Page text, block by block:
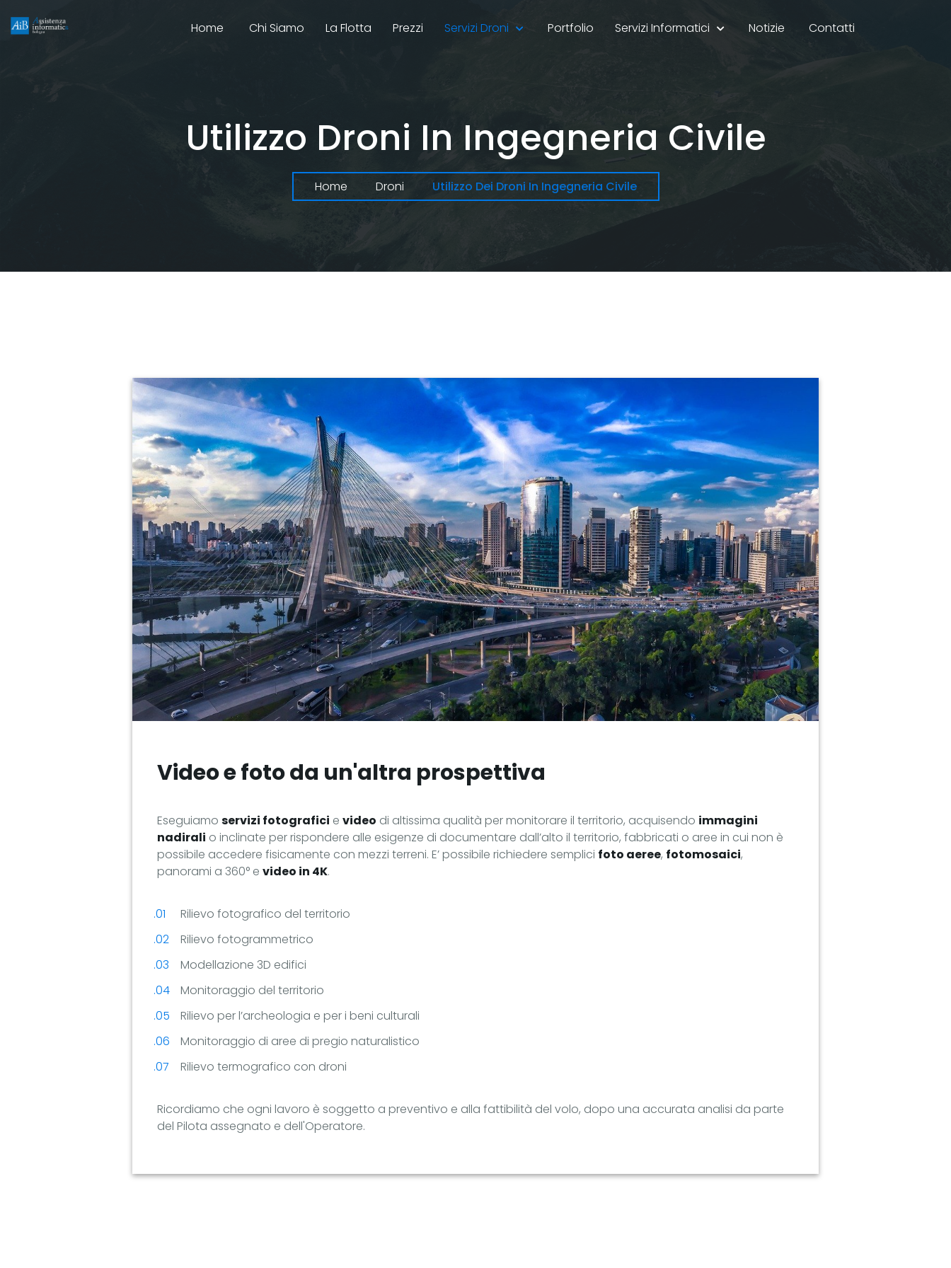
Home Chi Siamo La Flotta Prezzi Servizi Droni Portfolio Servizi Informatici Notizie Contatti
Utilizzo Droni In Ingegneria Civile
Home Droni Utilizzo Dei Droni In Ingegneria Civile
Video e foto da un'altra prospettiva
Eseguiamo servizi fotografici e video di altissima qualità per monitorare il territorio, acquisendo immagini
nadirali o inclinate per rispondere alle esigenze di documentare dall’alto il territorio, fabbricati o aree in cui non è
possibile accedere fisicamente con mezzi terreni. E’ possibile richiedere semplici foto aeree, fotomosaici,
panorami a 360° e video in 4K.
Rilievo fotografico del territorio
Rilievo fotogrammetrico
Modellazione 3D edifici
Monitoraggio del territorio
Rilievo per l’archeologia e per i beni culturali
Monitoraggio di aree di pregio naturalistico
Rilievo termografico con droni
Ricordiamo che ogni lavoro è soggetto a preventivo e alla fattibilità del volo, dopo una accurata analisi da parte
del Pilota assegnato e dell'Operatore.